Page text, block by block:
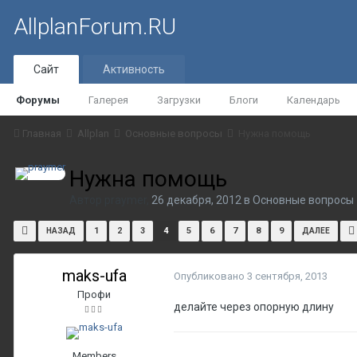
AllplanForum.RU
Сайт
Форумы Галерея Загрузки Блоги Календарь
Активность
Главная Allplan Основные вопросы
Нужна помощь
26 декабря, 2012 в Основные вопросы
НАЗАД 1 2 3 4 5 6 7 8 9 ДАЛЕЕ
maks-ufa
Профи
Опубликовано 3 сентября, 2013
делайте через опорную длину